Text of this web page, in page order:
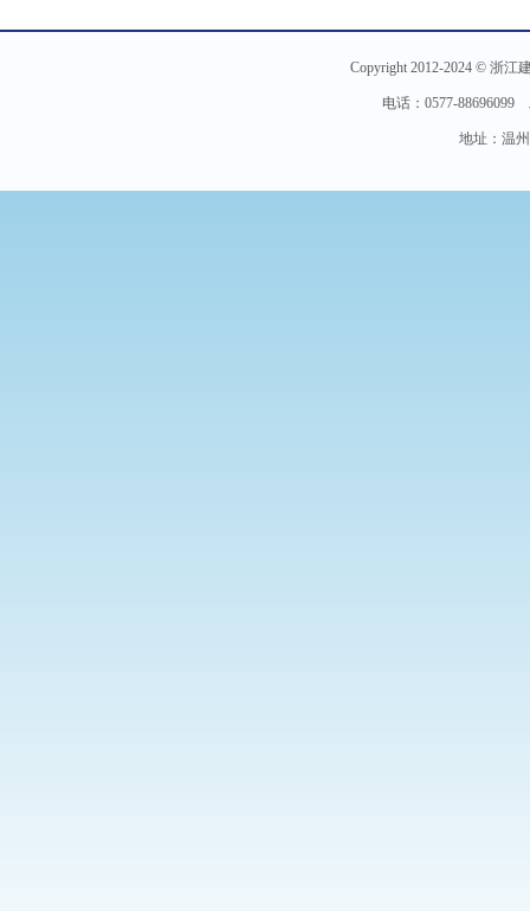
Copyright 2012-2024 © 浙江
电话：0577-
地址：温